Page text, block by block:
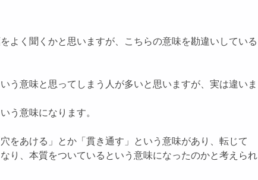
よく聞くかと思いますが、こちらの意味を勘違いしている
う意味と思ってしまう人が多いと思いますが、実は違いま
う意味になります。
をあける」とか「貫き通す」という意味があり、転じて
り、本質をついているという意味になったのかと考えられ